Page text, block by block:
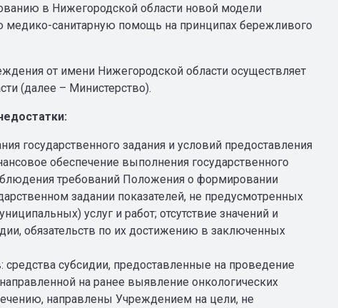
в Нижегородской области новой модели
санитарную помощь на принципах бережливого
от имени Нижегородской области осуществляет
(далее – Министерство).
государственного задания и условий предоставления
обеспечение выполнения государственного
требований Положения о формировании
задании показателей, не предусмотренных
услуг и работ; отсутствие значений и
обязательств по их достижению в заключенных
субсидии, предоставленные на проведение
на ранее выявление онкологических
направлены Учреждением на цели, не